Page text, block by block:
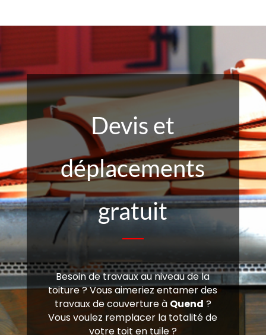
Devis et
déplacements
gratuit
Besoin de travaux au niveau de la
toiture ? Vous aimeriez entamer des
travaux de couverture à Quend ?
Vous voulez remplacer la totalité de
votre toit en tuile ?